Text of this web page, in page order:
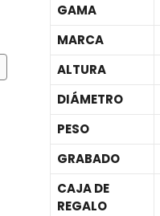
GAMA
MARCA
ALTURA
DIÁMETRO
PESO
GRABADO
CAJA DE
REGALO